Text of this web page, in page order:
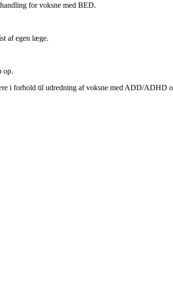
for voksne med BED.
af egen læge.
op.
i forhold til udredning af voksne med ADD/ADHD